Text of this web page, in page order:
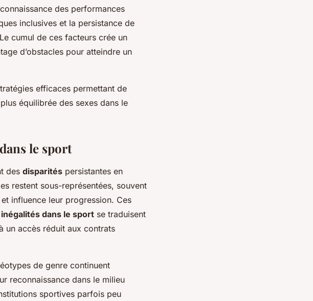
des performances
inclusives et la persistance de
cumul de ces facteurs crée un
d’obstacles pour atteindre un
efficaces permettant de
équilibrée des sexes dans le
le sport
des disparités persistantes en
restent sous-représentées, souvent
influence leur progression. Ces
inégalités dans le sport se traduisent
un accès réduit aux contrats
de genre continuent
reconnaissance dans le milieu
sportives parfois peu